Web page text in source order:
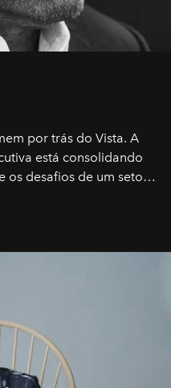
por trás do Vista. A
está consolidando
os desafios de um setor
o conceito de luxo